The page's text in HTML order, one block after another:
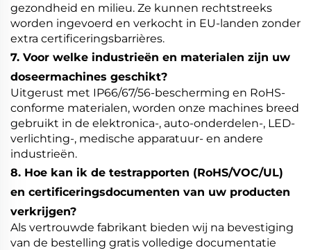
gezondheid en milieu. Ze kunnen rechtstreeks
worden ingevoerd en verkocht in EU-landen zonder
extra certificeringsbarrières.
7. Voor welke industrieën en materialen zijn uw
doseermachines geschikt?
Uitgerust met IP66/67/56-bescherming en RoHS-
conforme materialen, worden onze machines breed
gebruikt in de elektronica-, auto-onderdelen-, LED-
verlichting-, medische apparatuur- en andere
industrieën.
8. Hoe kan ik de testrapporten (RoHS/VOC/UL)
en certificeringsdocumenten van uw producten
verkrijgen?
Als vertrouwde fabrikant bieden wij na bevestiging
van de bestelling gratis volledige documentatie